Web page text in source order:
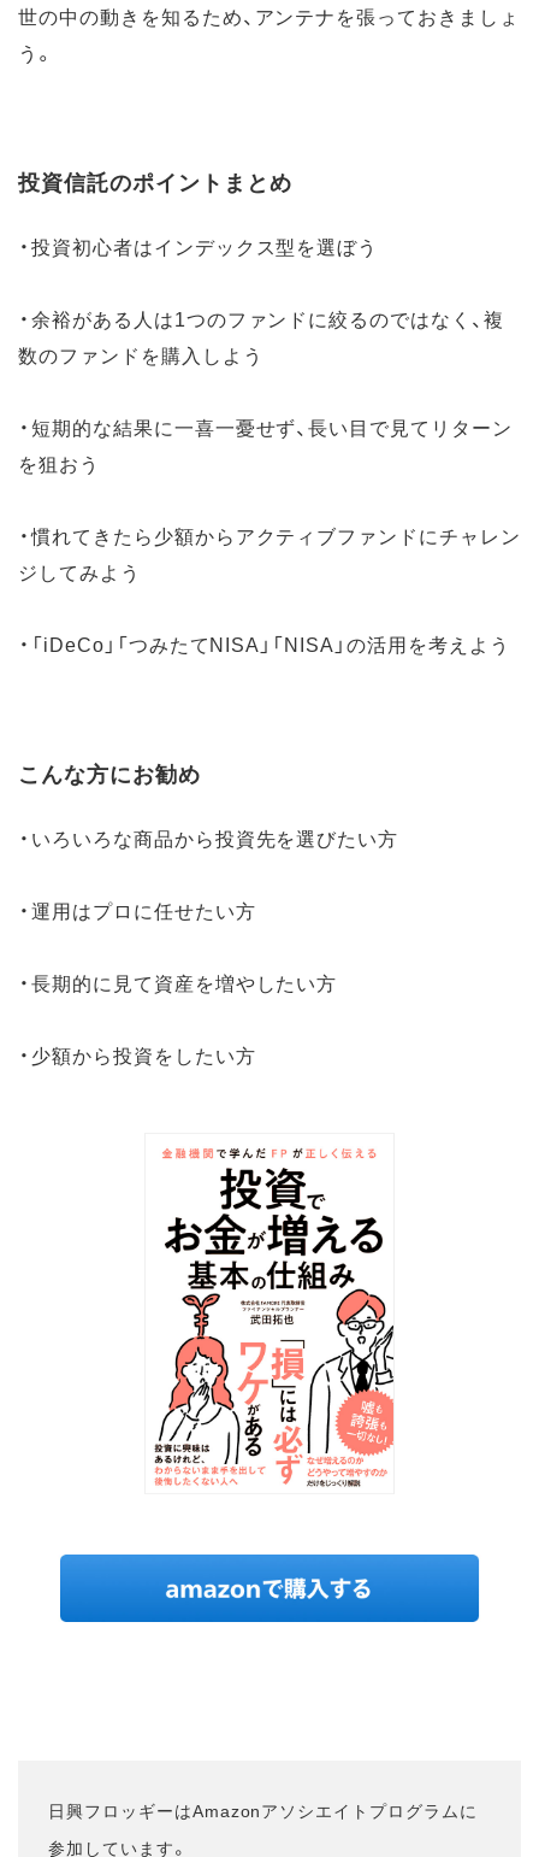
世の中の動きを知るため、アンテナを張っておきましょ
う。
投資信託のポイントまとめ
・投資初心者はインデックス型を選ぼう
・余裕がある人は1つのファンドに絞るのではなく、複
数のファンドを購入しよう
・短期的な結果に一喜一憂せず、長い目で見てリターン
を狙おう
・慣れてきたら少額からアクティブファンドにチャレン
ジしてみよう
・「iDeCo」「つみたてNISA」「NISA」の活用を考えよう
こんな方にお勧め
・いろいろな商品から投資先を選びたい方
・運用はプロに任せたい方
・長期的に見て資産を増やしたい方
・少額から投資をしたい方
日興フロッギーはAmazonアソシエイトプログラムに
参加しています。